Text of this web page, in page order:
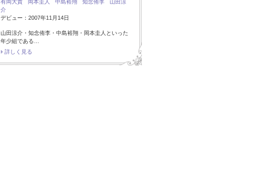
有岡大貴
岡本圭人 中島裕翔 知念侑李
山田涼
介
デビュー：2007年11月14日
山田涼介・知念侑李・中島裕翔・岡本圭人といった
年少組である…
詳しく見る